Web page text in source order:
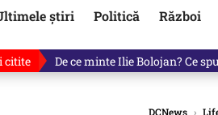
știri Politică Război
citite Cu luni înainte de anunțul lui
DCNews ›